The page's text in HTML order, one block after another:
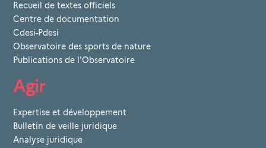
Recueil de textes officiels
Centre de documentation
Cdesi-Pdesi
Observatoire des sports de nature
Publications de l'Observatoire
Agir
Expertise et développement
Bulletin de veille juridique
Analyse juridique